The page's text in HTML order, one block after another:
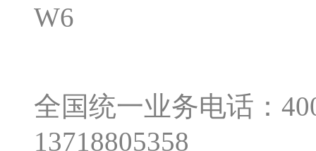
W6
全国统一业务电话：
13718805358